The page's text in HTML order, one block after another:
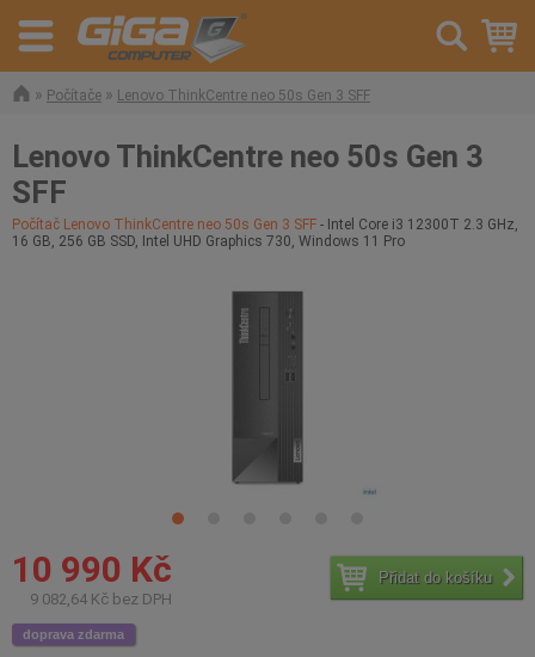
» Počítače » Lenovo ThinkCentre neo 50s Gen 3 SFF
Lenovo ThinkCentre neo 50s Gen 3
SFF
Počítač Lenovo ThinkCentre neo 50s Gen 3 SFF - Intel Core i3 12300T 2.3 GHz,
16 GB, 256 GB SSD, Intel UHD Graphics 730, Windows 11 Pro
10 990 Kč
9 082,64 Kč bez DPH
Přidat do košíku
doprava zdarma